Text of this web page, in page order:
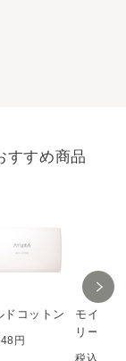
すすめ商品
ドコットン
円
モイス
リーム
税込